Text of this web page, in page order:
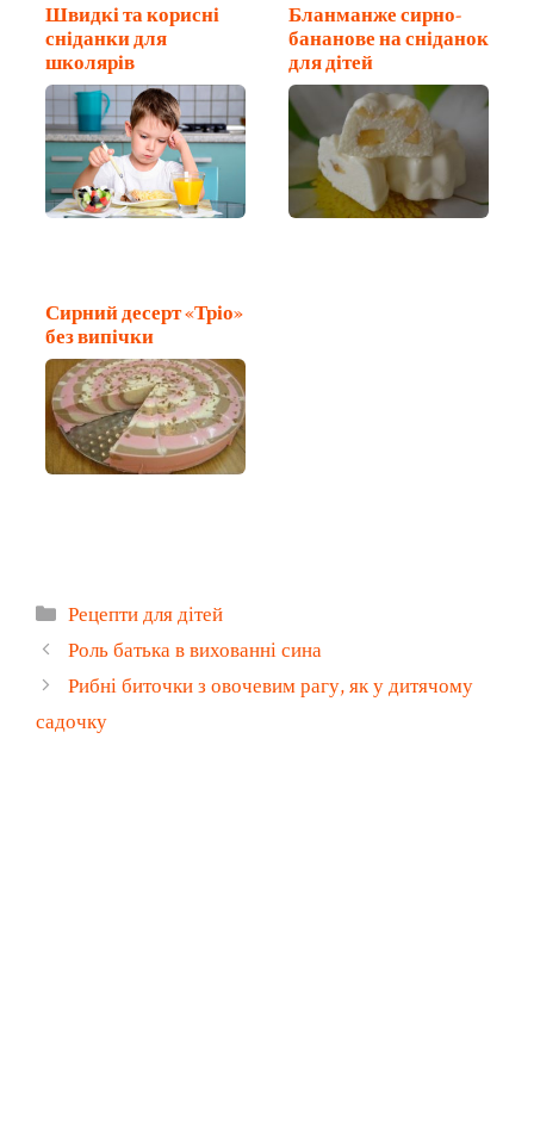
Швидкі та корисні
сніданки для
школярів
Бланманже сирно-
бананове на сніданок
для дітей
Сирний десерт «Тріо»
без випічки
Категорії
Рецепти для дітей
Роль батька в вихованні сина
Рибні биточки з овочевим рагу, як у дитячому
садочку